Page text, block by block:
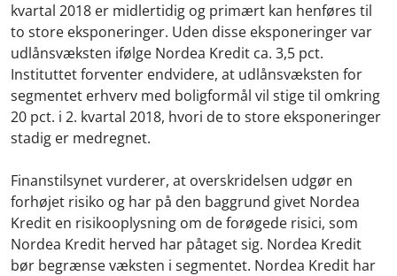
kvartal 2018 er midlertidig og primært kan henføres til
to store eksponeringer. Uden disse eksponeringer var
udlånsvæksten ifølge Nordea Kredit ca. 3,5 pct.
Instituttet forventer endvidere, at udlånsvæksten for
segmentet erhverv med boligformål vil stige til omkring
20 pct. i 2. kvartal 2018, hvori de to store eksponeringer
stadig er medregnet.
Finanstilsynet vurderer, at overskridelsen udgør en
forhøjet risiko og har på den baggrund givet Nordea
Kredit en risikooplysning om de forøgede risici, som
Nordea Kredit herved har påtaget sig. Nordea Kredit
bør begrænse væksten i segmentet. Nordea Kredit har